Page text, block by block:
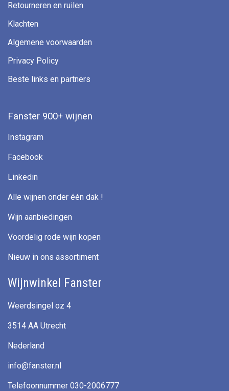
Retourneren en ruilen
Klachten
Algemene voorwaarden
Privacy Policy
Beste links en partners
Fanster 900+ wijnen
Instagram
Facebook
Linkedin
Alle wijnen onder één dak !
Wijn aanbiedingen
Voordelig rode wijn kopen
Nieuw in ons assortiment
Wijnwinkel Fanster
Weerdsingel oz 4
3514 AA Utrecht
Nederland
info@fanster.nl
Telefoonnummer 030-2006777